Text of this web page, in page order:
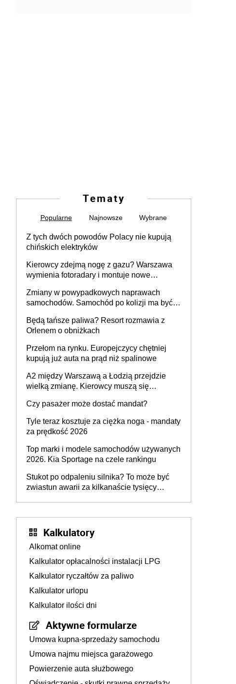
Tematy
Popularne Najnowsze Wybrane
Z tych dwóch powodów Polacy nie kupują
chińskich elektryków
Kierowcy zdejmą nogę z gazu? Warszawa
wymienia fotoradary i montuje nowe
Zmiany w powypadkowych naprawach
samochodów. Samochód po kolizji ma być
technologią producenta
Będą tańsze paliwa? Resort rozmawia z
Orlenem o obniżkach
Przełom na rynku. Europejczycy chętniej
kupują już auta na prąd niż spalinowe
A2 między Warszawą a Łodzią przejdzie
wielką zmianę. Kierowcy muszą się
Czy pasażer może dostać mandat?
Tyle teraz kosztuje za ciężka noga - mandaty
za prędkość 2026
Top marki i modele samochodów używanych
2026. Kia Sportage na czele rankingu
Stukot po odpaleniu silnika? To może być
zwiastun awarii za kilkanaście tysięcy
Kalkulatory
Alkomat online
Kalkulator opłacalności instalacji LPG
Kalkulator ryczałtów za paliwo
Kalkulator urlopu
Kalkulator ilości dni
Aktywne formularze
Umowa kupna-sprzedaży samochodu
Umowa najmu miejsca garażowego
Powierzenie auta służbowego